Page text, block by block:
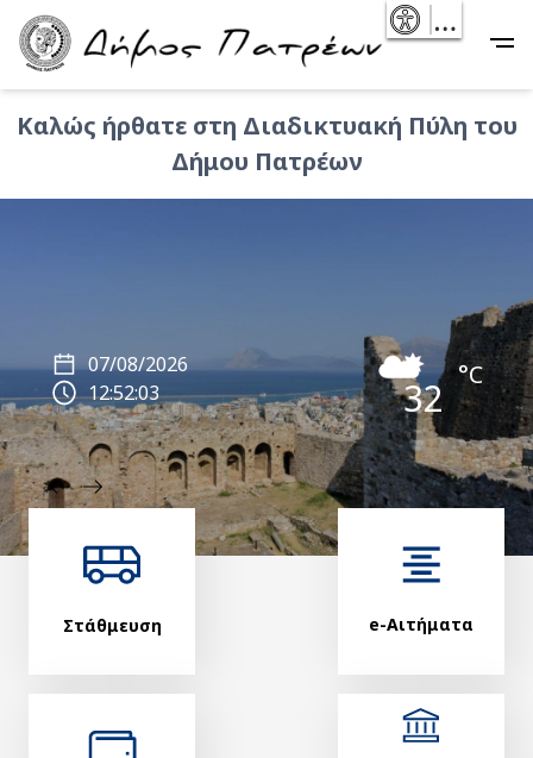
Skip
main
Main
navigation
Καλώς ήρθατε στη Διαδικτυακή Πύλη του
Δήμου Πατρέων
32 °C
07/08/2026
12:52:04
Στάθμευση e-Αιτήματα